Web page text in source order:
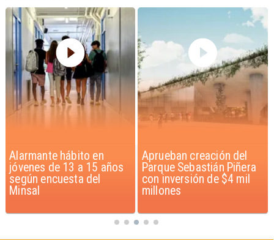
Aprueban creación del
Parque Sebastián Piñera
con inversión de $4 mil
millones
Claudio Bravo baja la
euforia sobre fichaje de
Vozinha